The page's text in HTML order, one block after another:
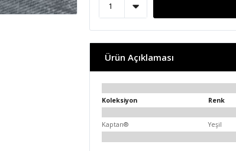
Ürün Açıklaması
Koleksiyon Renk
Kaptan® Yeşil